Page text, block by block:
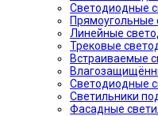
Светодиодные
Прямоугольные
Линейные
Трековые
Встраиваемые
Светодиодные
Светильники
Фасадные